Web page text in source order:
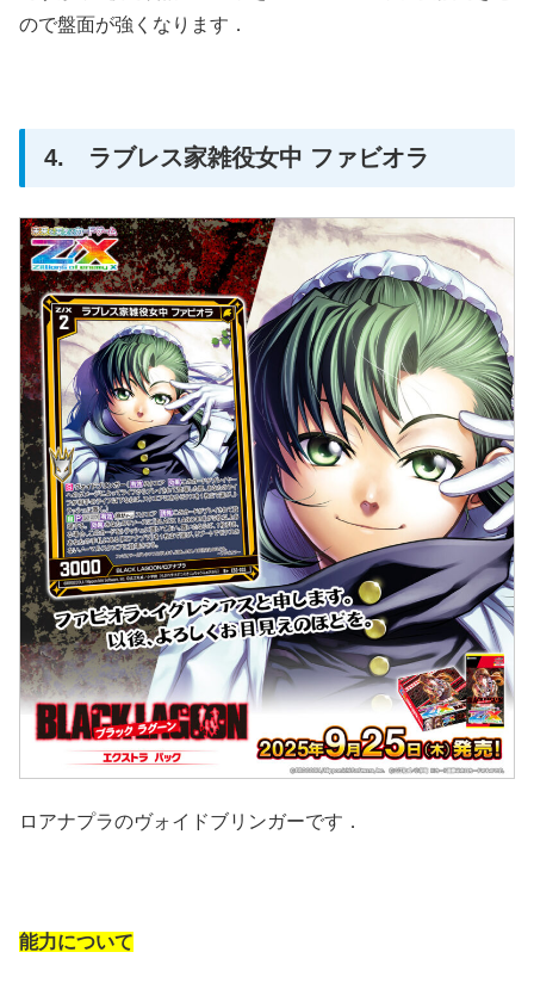
ので盤面が強くなります．
4. ラブレス家雑役女中 ファビオラ
ロアナプラのヴォイドブリンガーです．
能力について